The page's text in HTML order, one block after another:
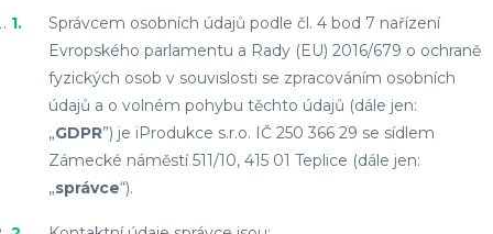
Správcem osobních údajů podle čl. 4 bod 7 nařízení
Evropského parlamentu a Rady (EU) 2016/679 o ochraně
fyzických osob v souvislosti se zpracováním osobních
údajů a o volném pohybu těchto údajů (dále jen:
„GDPR”) je iProdukce s.r.o. IČ 250 366 29 se sídlem
Zámecké náměstí 511/10, 415 01 Teplice (dále jen:
„správce“).